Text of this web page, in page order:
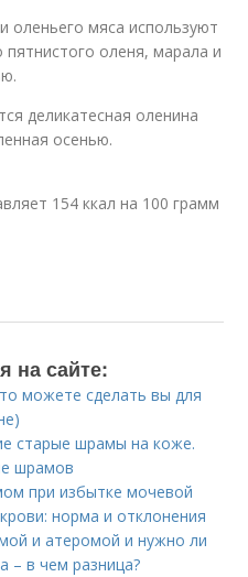
оленьего мяса используют
оленя, марала и
деликатесная оленина
осенью.
154 ккал на 100 грамм
на сайте:
можете сделать вы для
старые шрамы на коже.
шрамов
при избытке мочевой
норма и отклонения
и атеромой и нужно ли
– в чем разница?